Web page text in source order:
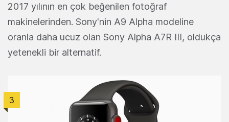
2017 yılının en çok beğenilen fotoğraf
makinelerinden. Sony'nin A9 Alpha modeline
oranla daha ucuz olan Sony Alpha A7R III, oldukça
yetenekli bir alternatif.
3